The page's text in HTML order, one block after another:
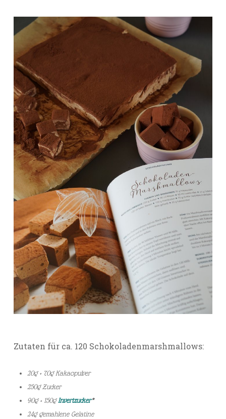
Zutaten für ca. 120 Schokoladenmarshmallows:
20g + 70g Kakaopulver
250g Zucker
90g + 150gInvertzucker*
24g gemahlene Gelatine